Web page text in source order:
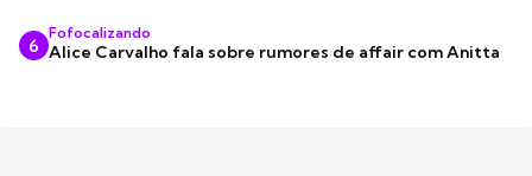
6
Fofocalizando
Alice Carvalho fala sobre rumores de affair com Anitta